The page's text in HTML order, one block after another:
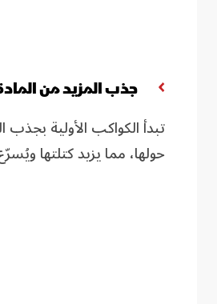
جذب المزيد من
تبدأ الكواكب الأولية بجذب
حولها، مما يزيد كتلتها